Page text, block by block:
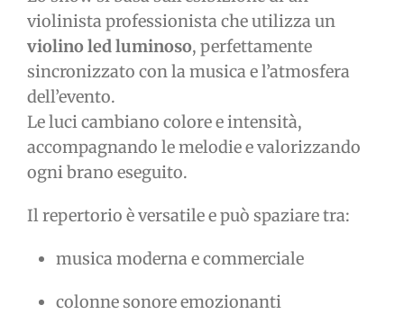
violinista professionista che utilizza un
violino led luminoso, perfettamente
sincronizzato con la musica e l’atmosfera
dell’evento.
Le luci cambiano colore e intensità,
accompagnando le melodie e valorizzando
ogni brano eseguito.
Il repertorio è versatile e può spaziare tra:
musica moderna e commerciale
colonne sonore emozionanti